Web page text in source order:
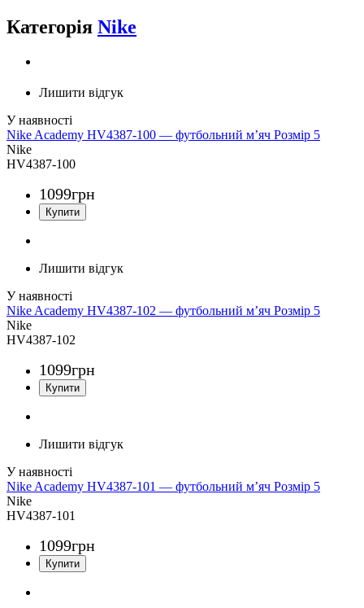
Категорія Nike
Лишити відгук
Nike Academy HV4387-100 — футбольний м’яч Розмір 5
Nike
HV4387-100
1099грн
Лишити відгук
Nike Academy HV4387-102 — футбольний м’яч Розмір 5
Nike
HV4387-102
1099грн
Лишити відгук
Nike Academy HV4387-101 — футбольний м’яч Розмір 5
Nike
HV4387-101
1099грн